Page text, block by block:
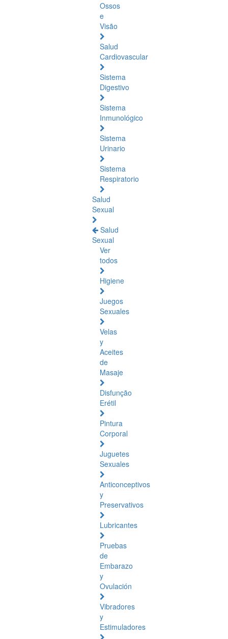
Ossos
e
Visão
Salud
Cardiovascular
Sistema
Digestivo
Sistema
Inmunológico
Sistema
Urinario
Sistema
Respiratorio
Salud
Sexual
Salud
Sexual
Ver
todos
Higiene
Juegos
Sexuales
Velas
y
Aceites
de
Masaje
Disfunção
Erétil
Pintura
Corporal
Juguetes
Sexuales
Anticonceptivos
y
Preservativos
Lubricantes
Pruebas
de
Embarazo
y
Ovulación
Vibradores
y
Estimuladores